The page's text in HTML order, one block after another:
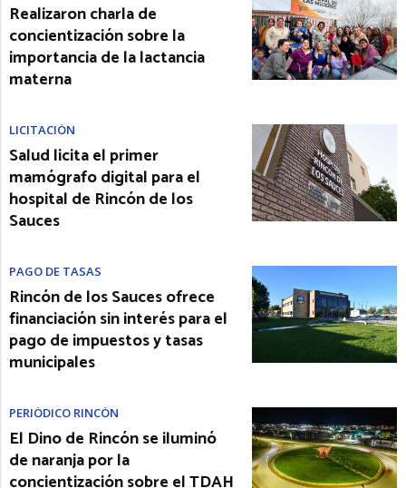
Realizaron charla de
concientización sobre la
importancia de la lactancia
materna
LICITACIÓN
Salud licita el primer
mamógrafo digital para el
hospital de Rincón de los
Sauces
PAGO DE TASAS
Rincón de los Sauces ofrece
financiación sin interés para el
pago de impuestos y tasas
municipales
PERIÓDICO RINCÓN
El Dino de Rincón se iluminó
de naranja por la